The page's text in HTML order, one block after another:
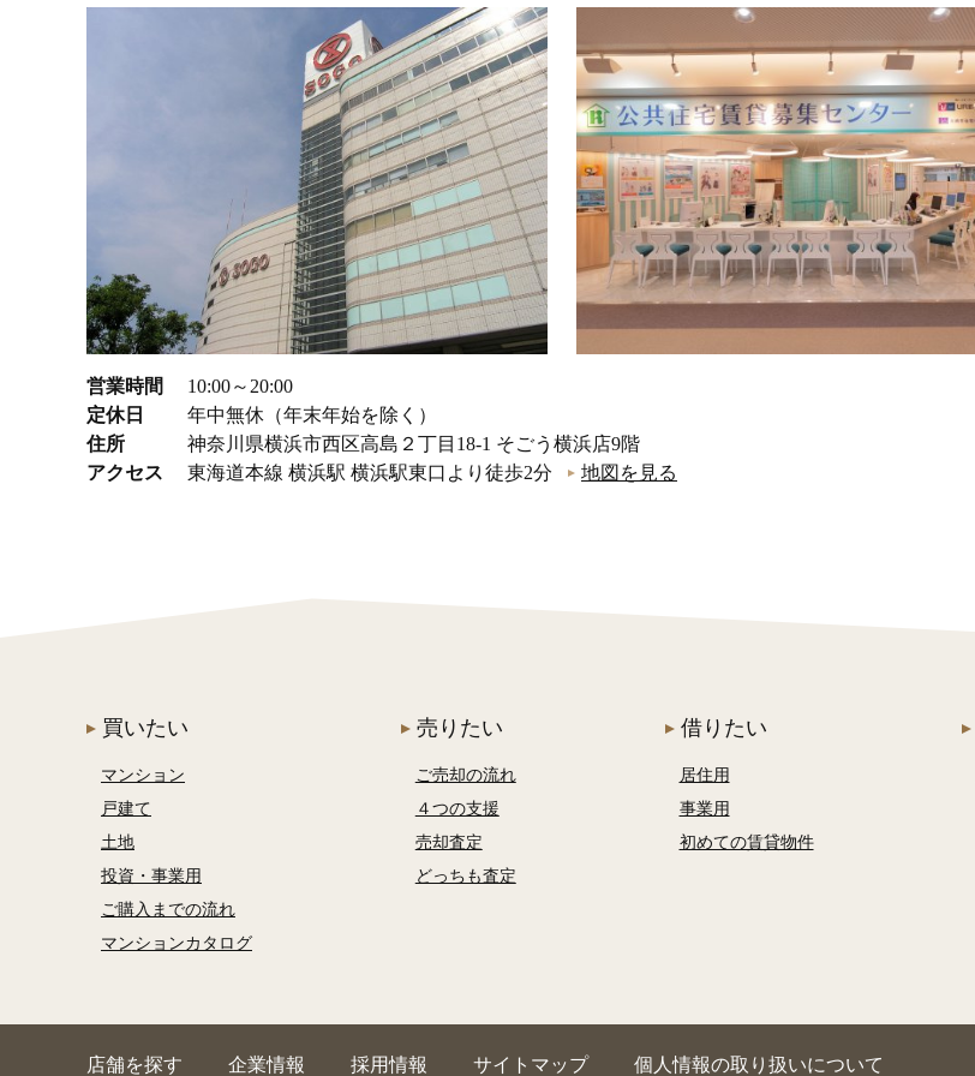
営業時間
10:00～20:00
定休日
年中無休（年末年始を除く）
住所
神奈川県横浜市西区高島２丁目18-1 そごう横浜店9階
アクセス
東海道本線 横浜駅 横浜駅東口より徒歩2分 地図を見る
買いたい
マンション
戸建て
土地
投資・事業用
ご購入までの流れ
マンションカタログ
売りたい
ご売却の流れ
４つの支援
売却査定
どっちも査定
借りたい
居住用
事業用
初めての賃貸物件
店舗を探す 企業情報 採用情報 サイトマップ 個人情報の取り扱いについて